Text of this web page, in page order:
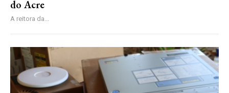
do Acre
A reitora da...